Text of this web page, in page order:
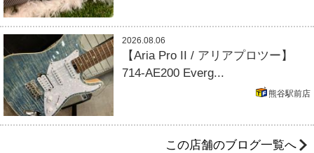
2026.08.06
【Aria Pro II / アリアプロツー】
714-AE200 Everg...
熊谷駅前店
この店舗のブログ一覧へ